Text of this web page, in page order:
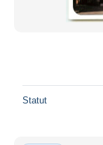
Statut